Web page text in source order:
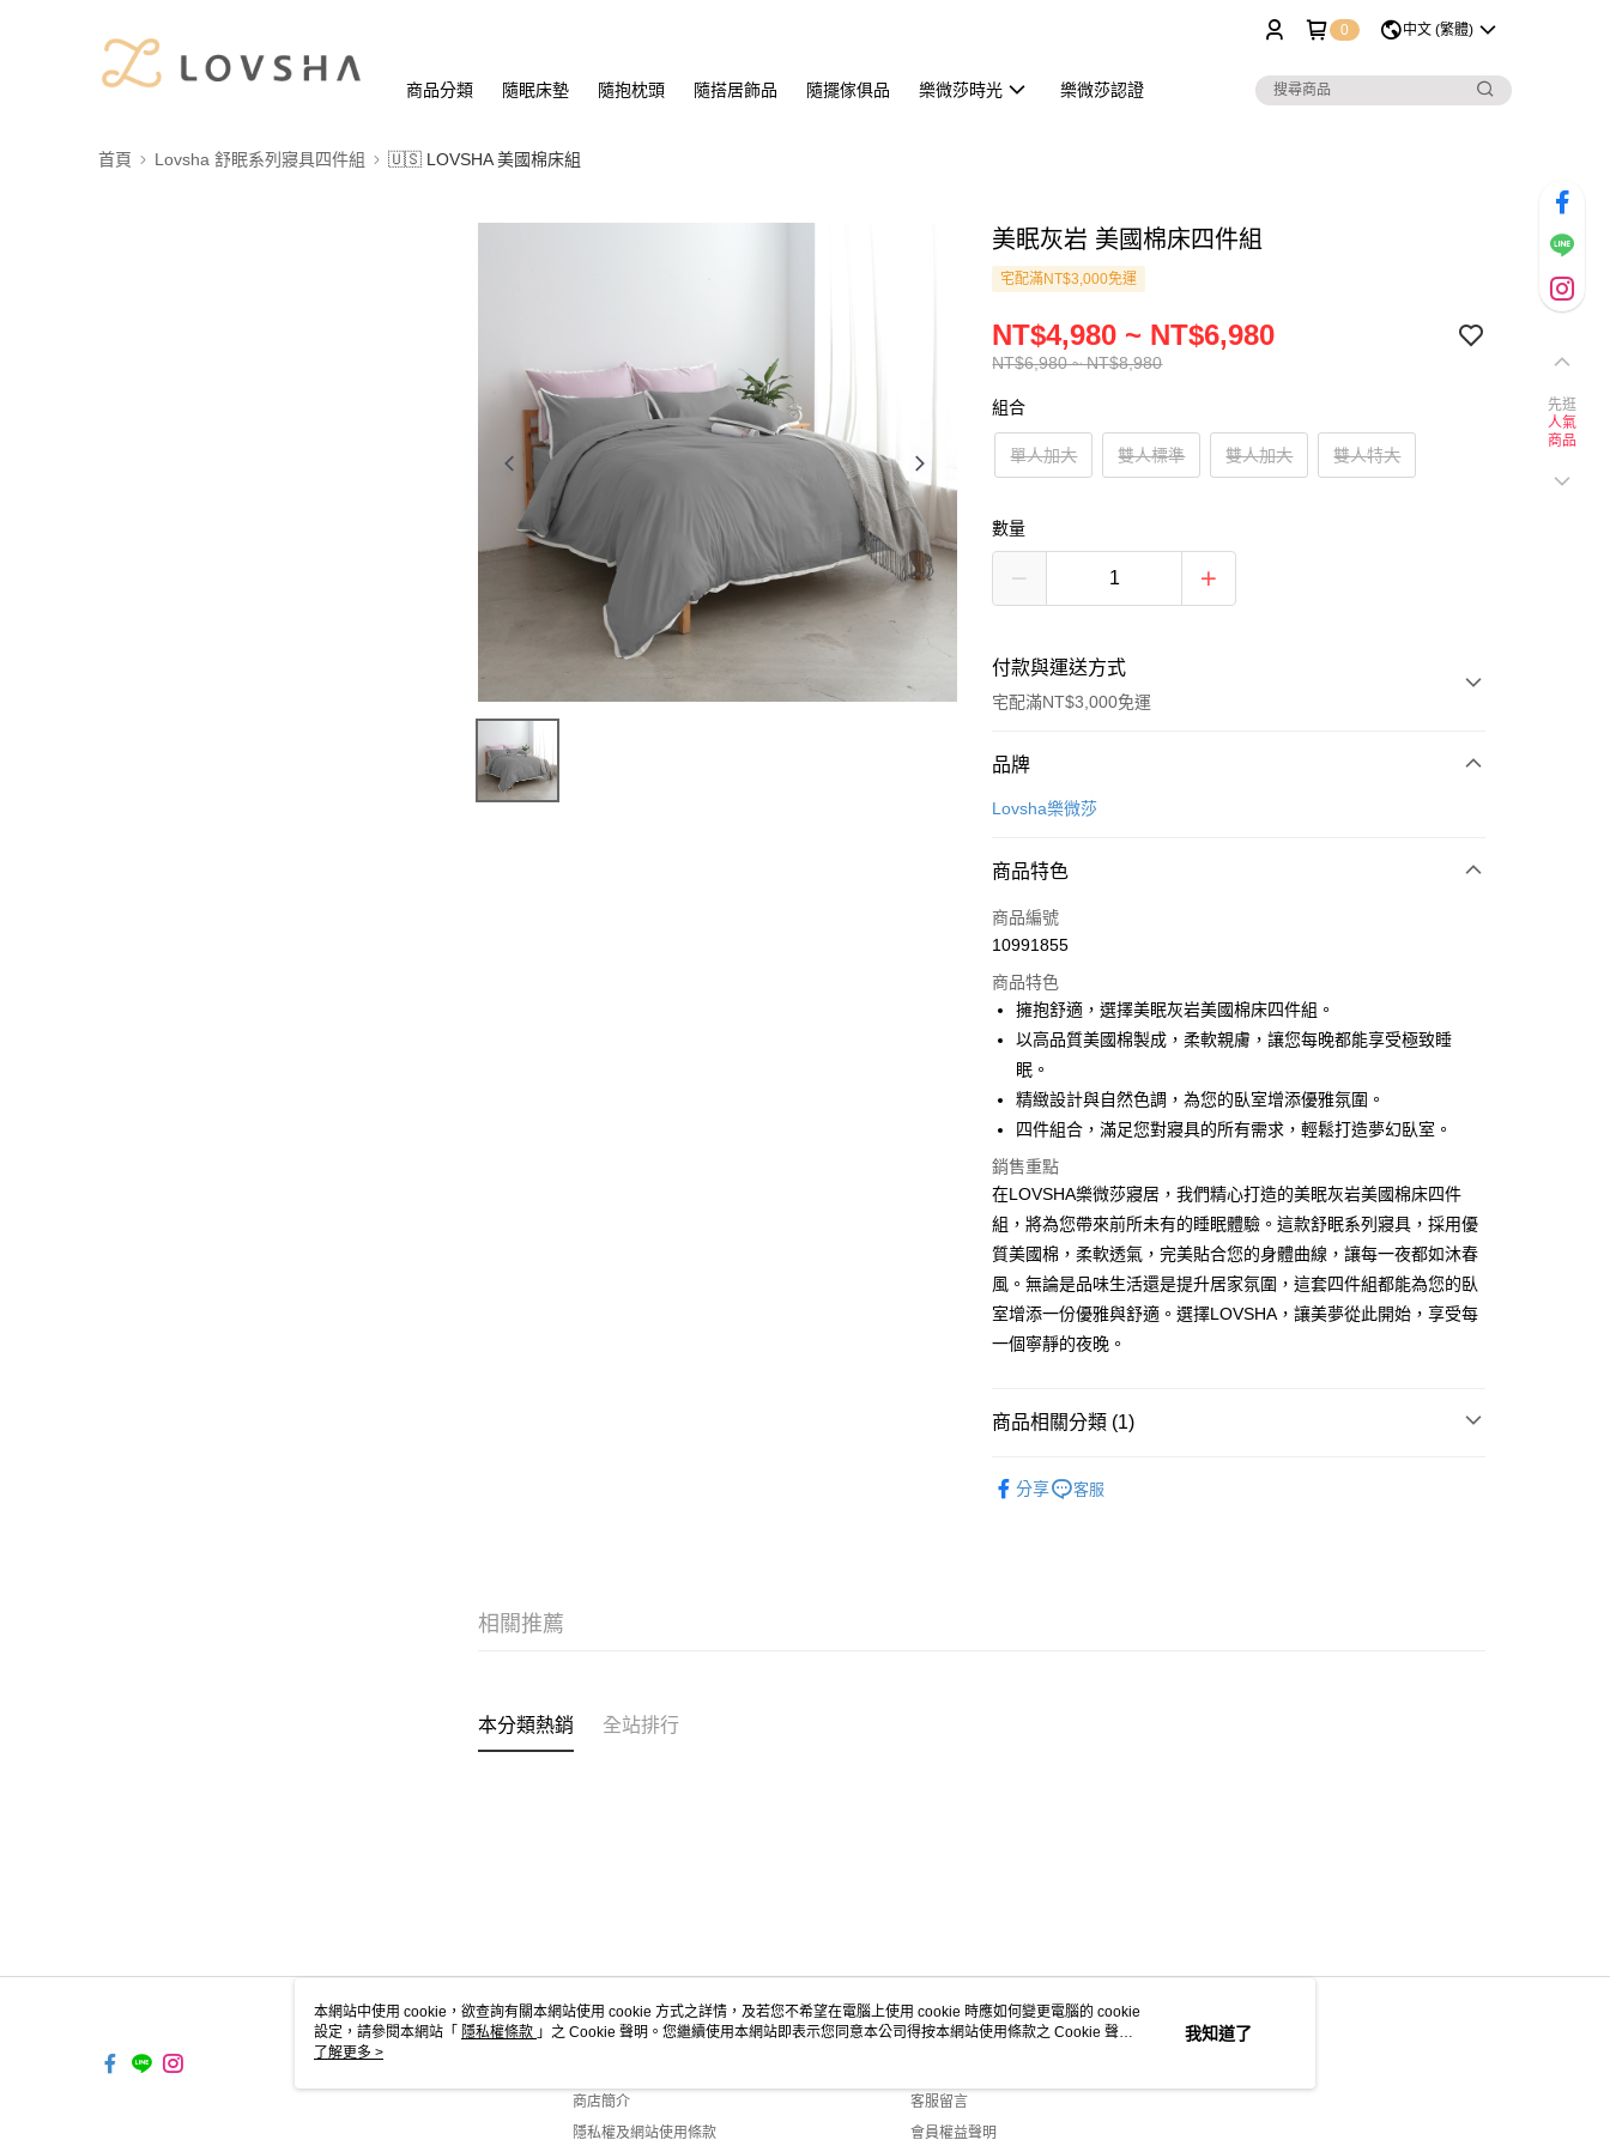
0 中文 (繁體)
商品分類 隨眠床墊 隨抱枕頭 隨搭居飾品 隨擺傢俱品 樂微莎時光 樂微莎認證
首頁 Lovsha 舒眠系列寢具四件組 🇺🇸 LOVSHA 美國棉床組
美眠灰岩 美國棉床四件組
宅配滿NT$3,000免運
NT$6,980 ~ NT$8,980
NT$4,980 ~ NT$6,980
組合
單人加大 雙人標準 雙人加大 雙人特大
數量
付款與運送方式
宅配滿NT$3,000免運
付款方式
信用卡一次付款
合作金庫商業銀行
華南商業銀行
上海商業儲蓄銀行
國泰世華商業銀行
兆豐國際商業銀行
臺灣中小企業銀行
台中商業銀行
聯邦商業銀行
元大商業銀行
永豐商業銀行
玉山商業銀行
星展（台灣）商業銀行
台新國際商業銀行
台灣樂天信用卡公司
6 期 0 利率 每期
華南商業銀行
上海商業儲蓄銀行
台北富邦商業銀行
國泰世華商業銀行
兆豐國際商業銀行
臺灣中小企業銀行
匯豐（台灣）商業銀行
華泰商業銀行
元大商業銀行
永豐商業銀行
玉山商業銀行
台新國際商業銀行
中國信託商業銀行
台灣樂天信用卡公司
合作金庫商業銀行
第一商業銀行
華南商業銀行
彰化商業銀行
上海商業儲蓄銀行
台北富邦商業銀行
國泰世華商業銀行
臺灣中小企業銀行
台中商業銀行
匯豐（台灣）商業銀行
華泰商業銀行
元大商業銀行
玉山商業銀行
星展（台灣）商業銀行
台新國際商業銀行
中國信託商業銀行
台灣樂天信用卡公司
LINE Pay
Apple Pay
街口支付
悠遊付
全盈+PAY
ATM付款
運送方式
宅配
品牌
Lovsha樂微莎
商品特色
商品編號
10991855
商品特色
擁抱舒適，選擇美眠灰岩美國棉床四件組。
以高品質美國棉製成，柔軟親膚，讓您每晚都能享受極致睡
眠。
精緻設計與自然色調，為您的臥室增添優雅氛圍。
四件組合，滿足您對寢具的所有需求，輕鬆打造夢幻臥室。
銷售重點
在LOVSHA樂微莎寢居，我們精心打造的美眠灰岩美國棉床四件
組，將為您帶來前所未有的睡眠體驗。這款舒眠系列寢具，採用優
質美國棉，柔軟透氣，完美貼合您的身體曲線，讓每一夜都如沐春
風。無論是品味生活還是提升居家氛圍，這套四件組都能為您的臥
室增添一份優雅與舒適。選擇LOVSHA，讓美夢從此開始，享受每
一個寧靜的夜晚。
商品相關分類 (1)
分享
客服
相關推薦
本分類熱銷 全站排行
關於我們
商店簡介
隱私權及網站使用條款
客服資訊
客服留言
會員權益聲明
先逛
人氣
商品
本網站中使用 cookie，欲查詢有關本網站使用 cookie 方式之詳情，及若您不希望在電腦上使用 cookie 時應如何變更電腦的 cookie
設定，請參閱本網站「 隱私權條款 」之 Cookie 聲明。您繼續使用本網站即表示您同意本公司得按本網站使用條款之 Cookie 聲明
使用 cookie。
了解更多 >
我知道了